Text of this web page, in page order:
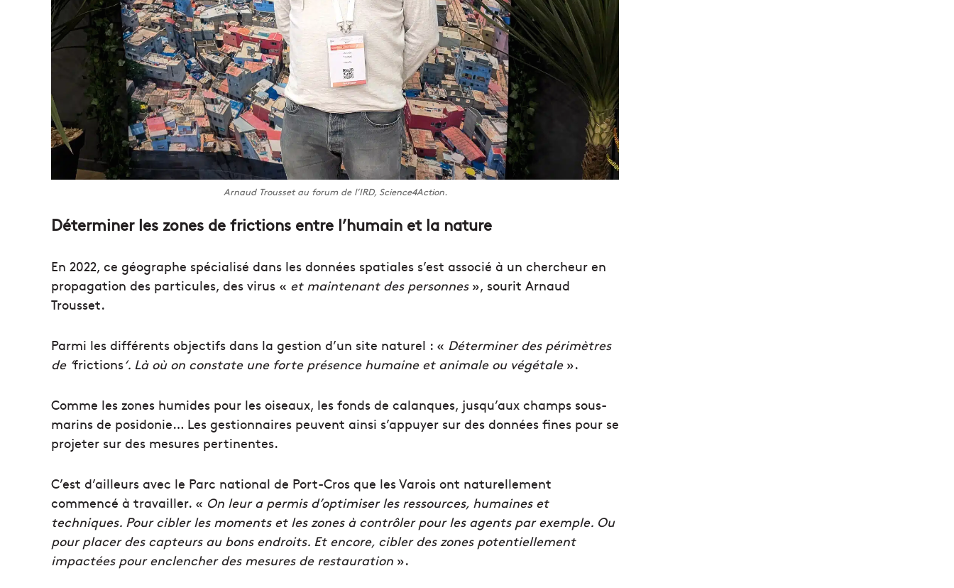
Arnaud Trousset au forum de l’IRD, Science4Action.
Déterminer les zones de frictions entre l’humain et la nature
En 2022, ce géographe spécialisé dans les données spatiales s’est associé à un chercheur en
propagation des particules, des virus « et maintenant des personnes», sourit Arnaud
Trousset.
Parmi les différents objectifs dans la gestion d’un site naturel : « Déterminer des périmètres
de ‘frictions‘. Là où on constate une forte présence humaine et animale ou végétale ».
Comme les zones humides pour les oiseaux, les fonds de calanques, jusqu’aux champs sous-
marins de posidonie… Les gestionnaires peuvent ainsi s’appuyer sur des données fines pour se
projeter sur des mesures pertinentes.
C’est d’ailleurs avec le Parc national de Port-Cros que les Varois ont naturellement
commencé à travailler. « On leur a permis d’optimiser les ressources, humaines et
techniques. Pour cibler les moments et les zones à contrôler pour les agents par exemple. Ou
pour placer des capteurs au bons endroits. Et encore, cibler des zones potentiellement
impactées pour enclencher des mesures de restauration ».